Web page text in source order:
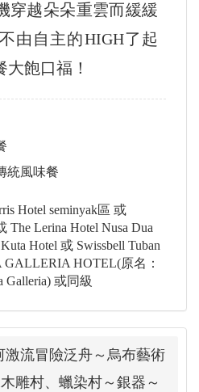
穿越朵朵重雲而緩緩
由自主的HIGH了起
飽口福！
統風味餐
Hotel seminyak區 或
The Lerina Hotel Nusa Dua
Hotel 或 Swissbell Tuban
GALLERIA HOTEL(原名：
Galleria) 或同級
激流冒險泛舟～烏布藝術
雕村、蠟染村～銀器～